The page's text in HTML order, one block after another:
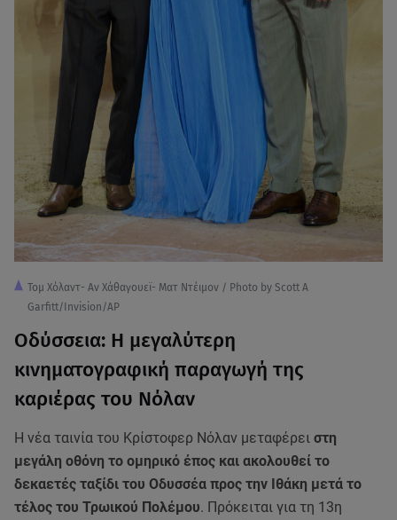
Τομ Χόλαντ- Αν Χάθαγουεϊ- Ματ Ντέιμον / Photo by Scott A
Garfitt/Invision/AP
Οδύσσεια: Η μεγαλύτερη
κινηματογραφική παραγωγή της
καριέρας του Νόλαν
Η νέα ταινία του Κρίστοφερ Νόλαν μεταφέρει στη
μεγάλη οθόνη το ομηρικό έπος και ακολουθεί το
δεκαετές ταξίδι του Οδυσσέα προς την Ιθάκη μετά το
τέλος του Τρωικού Πολέμου. Πρόκειται για τη 13η